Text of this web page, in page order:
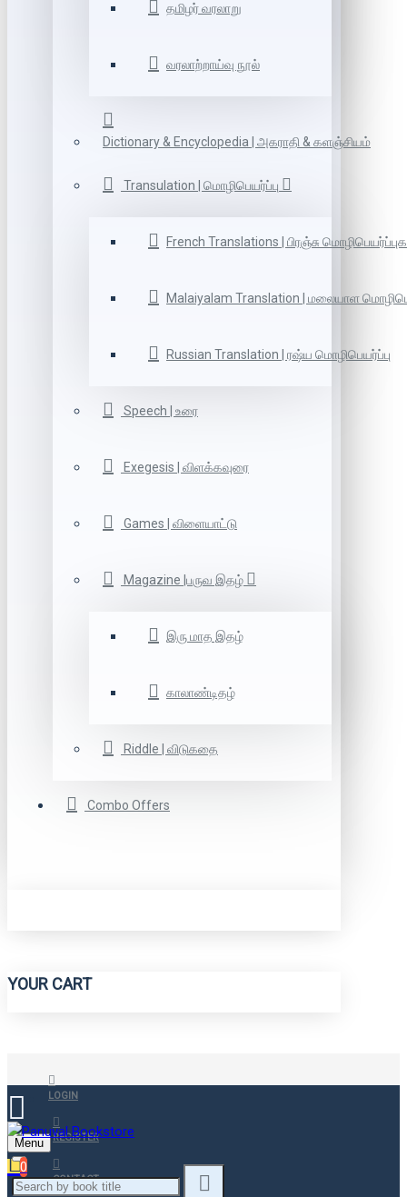
தமிழர் வரலாறு
வரலாற்றாய்வு நூல்
Dictionary & Encyclopedia | அகராதி & களஞ்சியம்
Transulation | மொழிபெயர்ப்பு
French Translations | பிரஞ்சு
Malaiyalam Translation | மலையாள
Russian Translation | ரஷ்ய மொழிபெயர்ப்பு
Speech | உரை
Exegesis | விளக்கவுரை
Games | விளையாட்டு
Magazine |பருவ இதழ்
இரு மாத இதழ்
காலாண்டிதழ்
Riddle | விடுகதை
Combo Offers
YOUR CART
LOGIN
REGISTER
CONTACT
Menu
0